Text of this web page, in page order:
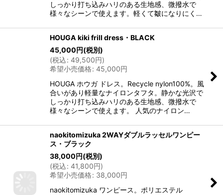
しっかり打ち込みハリのある生地感、微撥水で
様々なシーンで使えます。軽くて皺になりにく…
HOUGA kiki frill dress・BLACK
45,000円(税別)
(税込: 49,500円)
希望小売価格: 45,000円
HOUGA ホウガ ドレス。Recycle nylon100%。風
合いがあり軽量なナイロンタフタ。静かな光沢で
しっかり打ち込みハリのある生地感、微撥水で
様々なシーンで使えます。 人気のナイロン…
naokitomizuka 2WAYダブルラッセルワンピー
ス・ブラック
38,000円(税別)
(税込: 41,800円)
希望小売価格: 38,000円
naokitomizuka ワンピース。ポリエステル